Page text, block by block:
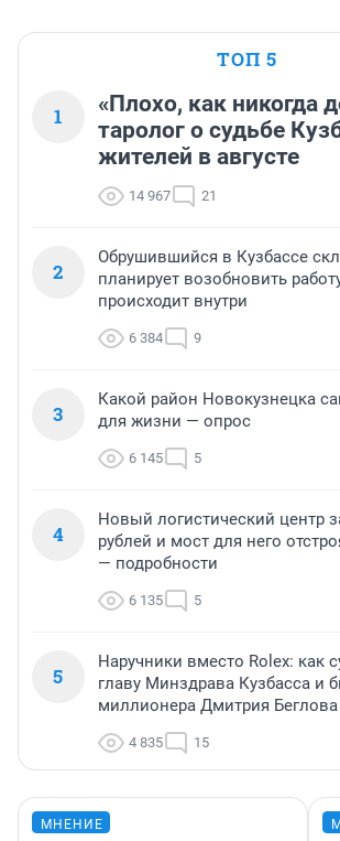
ТОП 5
1
«Плохо, как никогда
таролог о судьбе
жителей в августе
14 967 21
2
Обрушившийся в Кузбассе
планирует возобновить
происходит внутри
6 384 9
3
Какой район Новокузнецка
для жизни — опрос
6 145 5
4
Новый логистический центр
рублей и мост для него
— подробности
6 135 5
5
Наручники вместо Rolex: как
главу Минздрава Кузбасса и
миллионера Дмитрия Беглова
4 835 15
МНЕНИЕ